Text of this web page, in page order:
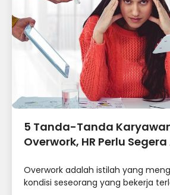
5 Tanda-Tanda
Overwork, HR Perlu
Overwork adalah istilah yang
kondisi seseorang yang bekerja